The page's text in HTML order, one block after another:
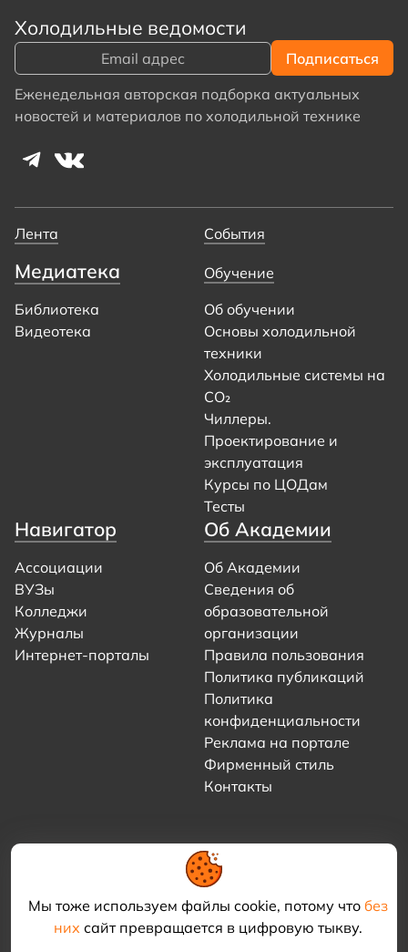
Мы тоже используем файлы cookie, потому что без
нихсайт превращается в цифровую тыкву.
Холодильные ведомости
Еженедельная авторская подборка актуальных
новостей и материалов по холодильной технике
Лента События
Медиатека
Библиотека
Видеотека
Обучение
Об обучении
Основы холодильной
техники
Холодильные системы на
CO₂
Чиллеры.
Проектирование и
эксплуатация
Курсы по ЦОДам
Тесты
Навигатор
Ассоциации
ВУЗы
Колледжи
Журналы
Интернет-порталы
Об Академии
Об Академии
Сведения об
образовательной
организации
Правила пользования
Политика публикаций
Политика
конфиденциальности
Реклама на портале
Фирменный стиль
Контакты